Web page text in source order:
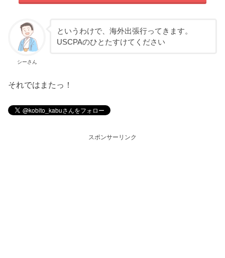
シーさん
というわけで、海外出張行ってきます。
USCPAのひとたすけてください
それではまたっ！
スポンサーリンク